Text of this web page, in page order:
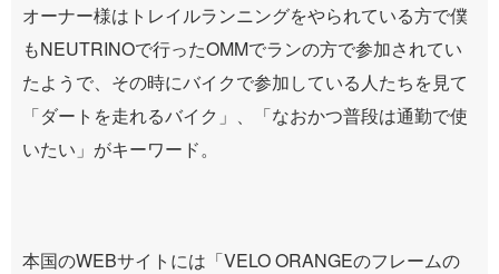
オーナー様はトレイルランニングをやられている方で僕
もNEUTRINOで行ったOMMでランの方で参加されてい
たようで、その時にバイクで参加している人たちを見て
「ダートを走れるバイク」、「なおかつ普段は通勤で使
いたい」がキーワード。
本国のWEBサイトには「VELO ORANGEのフレームの